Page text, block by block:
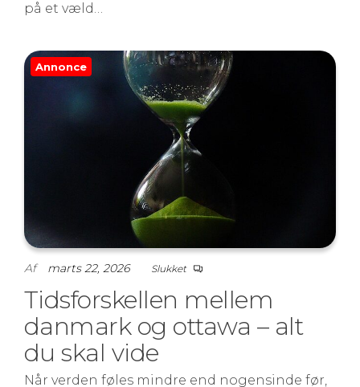
på et væld…
Annonce
Af marts 22, 2026 Slukket
Tidsforskellen mellem
danmark og ottawa – alt
du skal vide
Når verden føles mindre end nogensinde før,